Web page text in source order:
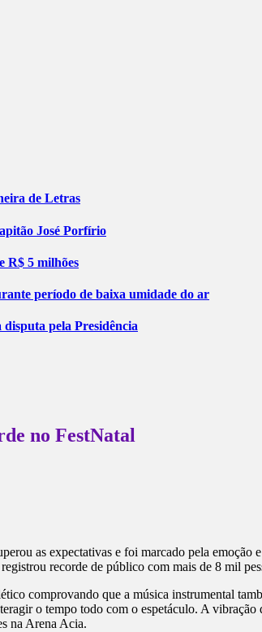
de Letras
José Porfírio
R$ 5 milhões
período de baixa umidade do ar
pela Presidência
no FestNatal
as expectativas e foi marcado pela
recorde de público com mais de 8 mil
comprovando que a música instrumental
o tempo todo com o espetáculo. A
na Arena Acia.